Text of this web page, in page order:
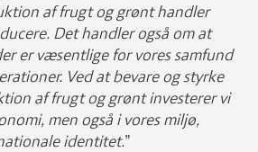
af frugt og grønt handler
Det handler også om at
er væsentlige for vores samfund
Ved at bevare og styrke
af frugt og grønt investerer vi
men også i vores miljø,
identitet.”